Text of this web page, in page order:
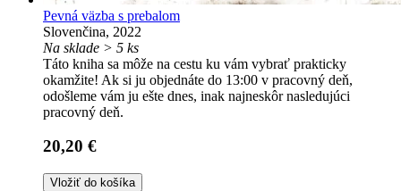
Pevná väzba s prebalom
Slovenčina, 2022
Na sklade > 5 ks
Táto kniha sa môže na cestu ku vám vybrať prakticky
okamžite! Ak si ju objednáte do 13:00 v pracovný deň,
odošleme vám ju ešte dnes, inak najneskôr nasledujúci
pracovný deň.
20,20 €
Vložiť do košíka